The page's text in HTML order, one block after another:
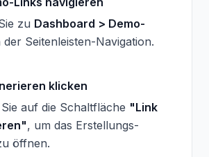
zu Dashboard > Demo-
der Seitenleisten-Navigation.
klicken
auf die Schaltfläche "Link
, um das Erstellungs-
öffnen.